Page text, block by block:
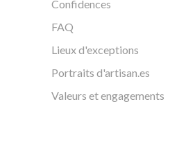
Confidences
FAQ
Lieux d'exceptions
Portraits d'artisan.es
Valeurs et engagements